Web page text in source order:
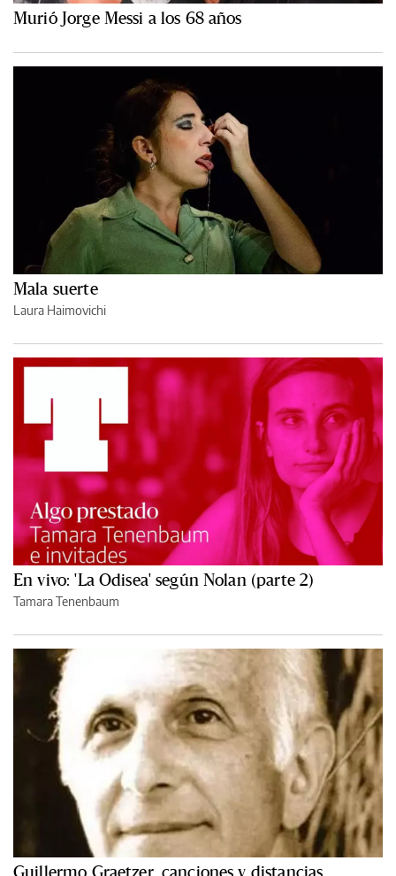
Murió Jorge Messi a los 68 años
Mala suerte
Laura Haimovichi
En vivo: 'La Odisea' según Nolan (parte 2)
Tamara Tenenbaum
Guillermo Graetzer, canciones y distancias